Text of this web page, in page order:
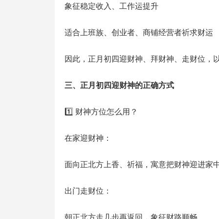
象征稳定收入、工作运提升
适合上班族、创业者、商铺经营者祈求财运
因此，正月初四迎财神、拜财神、走财位，
三、正月初四迎财神的正确方式
1️⃣ 财神方位怎么用？
在家迎财神：
面向正北方上香、祈福，寓意把财神迎进家
出门走财位：
朝正北方走几步再返回，象征财路顺畅